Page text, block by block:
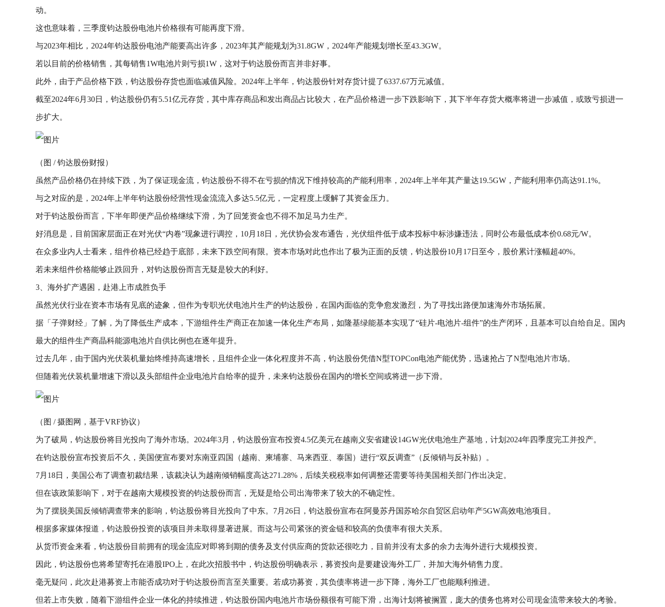
动。
这也意味着，三季度钧达股份电池片价格很有可能再度下滑。
与2023年相比，2024年钧达股份电池产能要高出许多，2023年其产能规划为31.8GW，2024年产能规划增长至43.3GW。
若以目前的价格销售，其每销售1W电池片则亏损1W，这对于钧达股份而言并非好事。
此外，由于产品价格下跌，钧达股份存货也面临减值风险。2024年上半年，钧达股份针对存货计提了6337.67万元减值。
截至2024年6月30日，钧达股份仍有5.51亿元存货，其中库存商品和发出商品占比较大，在产品价格进一步下跌影响下，其下半年存货大概率将进一步减值，或致亏损进一
步扩大。
（图 / 钧达股份财报）
虽然产品价格仍在持续下跌，为了保证现金流，钧达股份不得不在亏损的情况下维持较高的产能利用率，2024年上半年其产量达19.5GW，产能利用率仍高达91.1%。
与之对应的是，2024年上半年钧达股份经营性现金流流入多达5.5亿元，一定程度上缓解了其资金压力。
对于钧达股份而言，下半年即便产品价格继续下滑，为了回笼资金也不得不加足马力生产。
好消息是，目前国家层面正在对光伏“内卷”现象进行调控，10月18日，光伏协会发布通告，光伏组件低于成本投标中标涉嫌违法，同时公布最低成本价0.68元/W。
在众多业内人士看来，组件价格已经趋于底部，未来下跌空间有限。资本市场对此也作出了极为正面的反馈，钧达股份10月17日至今，股价累计涨幅超40%。
若未来组件价格能够止跌回升，对钧达股份而言无疑是较大的利好。
3、海外扩产遇困，赴港上市成胜负手
虽然光伏行业在资本市场有见底的迹象，但作为专职光伏电池片生产的钧达股份，在国内面临的竞争愈发激烈，为了寻找出路便加速海外市场拓展。
据「子弹财经」了解，为了降低生产成本，下游组件生产商正在加速一体化生产布局，如隆基绿能基本实现了“硅片-电池片-组件”的生产闭环，且基本可以自给自足。国内
最大的组件生产商晶科能源电池片自供比例也在逐年提升。
过去几年，由于国内光伏装机量始终维持高速增长，且组件企业一体化程度并不高，钧达股份凭借N型TOPCon电池产能优势，迅速抢占了N型电池片市场。
但随着光伏装机量增速下滑以及头部组件企业电池片自给率的提升，未来钧达股份在国内的增长空间或将进一步下滑。
（图 / 摄图网，基于VRF协议）
为了破局，钧达股份将目光投向了海外市场。2024年3月，钧达股份宣布投资4.5亿美元在越南义安省建设14GW光伏电池生产基地，计划2024年四季度完工并投产。
在钧达股份宣布投资后不久，美国便宣布要对东南亚四国（越南、柬埔寨、马来西亚、泰国）进行“双反调查”（反倾销与反补贴）。
7月18日，美国公布了调查初裁结果，该裁决认为越南倾销幅度高达271.28%，后续关税税率如何调整还需要等待美国相关部门作出决定。
但在该政策影响下，对于在越南大规模投资的钧达股份而言，无疑是给公司出海带来了较大的不确定性。
为了摆脱美国反倾销调查带来的影响，钧达股份将目光投向了中东。7月26日，钧达股份宣布在阿曼苏丹国苏哈尔自贸区启动年产5GW高效电池项目。
根据多家媒体报道，钧达股份投资的该项目并未取得显著进展。而这与公司紧张的资金链和较高的负债率有很大关系。
从货币资金来看，钧达股份目前拥有的现金流应对即将到期的债务及支付供应商的货款还很吃力，目前并没有太多的余力去海外进行大规模投资。
因此，钧达股份也将希望寄托在港股IPO上，在此次招股书中，钧达股份明确表示，募资投向是要建设海外工厂，并加大海外销售力度。
毫无疑问，此次赴港募资上市能否成功对于钧达股份而言至关重要。若成功募资，其负债率将进一步下降，海外工厂也能顺利推进。
但若上市失败，随着下游组件企业一体化的持续推进，钧达股份国内电池片市场份额很有可能下滑，出海计划将被搁置，庞大的债务也将对公司现金流带来较大的考验。